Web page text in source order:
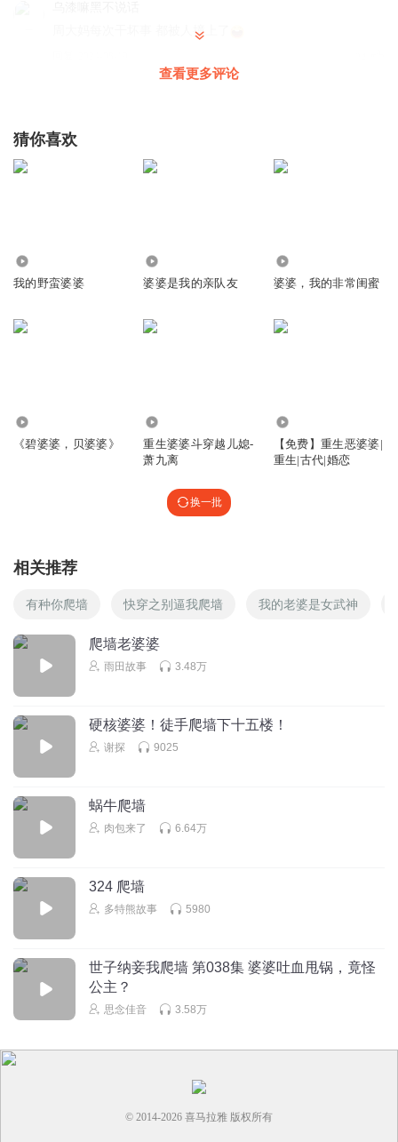
周大妈每次干坏事 都被人撞上了
回复
对舞染笙语_姣气宝
这婆媳八卦组配合默契
ssomething
关键时刻还是得看明美
回复 2024-08-20
7loxokqt1fg06iosno1o
明美爬墙进去在婆婆面前露一手
回复
巴黎小星星_
稚初初鸭 回复 @巴黎小星星_: 都是搞封建迷信的
查看更多评论
猜你喜欢
我的野蛮婆婆 婆婆是我的亲队友 婆婆，我的非常闺蜜
《碧婆婆，贝婆婆》
重生婆婆斗穿越儿媳-
萧九离
【免费】重生恶婆婆|
重生|古代|婚恋
换一批
相关推荐
有种你爬墙 快穿之别逼我爬墙 我的老婆是女武神
爬墙老婆婆
雨田故事 3.48万
硬核婆婆！徒手爬墙下十五楼！
谢探 9025
蜗牛爬墙
肉包来了 6.64万
324 爬墙
多特熊故事 5980
世子纳妾我爬墙 第038集 婆婆吐血甩锅，竟怪
公主？
思念佳音 3.58万
© 2014-2026 喜马拉雅 版权所有